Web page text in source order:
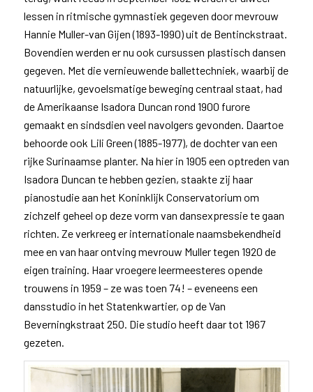
lessen in ritmische gymnastiek gegeven door mevrouw
Hannie Muller-van Gijen (1893-1990) uit de Bentinckstraat.
Bovendien werden er nu ook cursussen plastisch dansen
gegeven. Met die vernieuwende ballettechniek, waarbij de
natuurlijke, gevoelsmatige beweging centraal staat, had
de Amerikaanse Isadora Duncan rond 1900 furore
gemaakt en sindsdien veel navolgers gevonden. Daartoe
behoorde ook Lili Green (1885-1977), de dochter van een
rijke Surinaamse planter. Na hier in 1905 een optreden van
Isadora Duncan te hebben gezien, staakte zij haar
pianostudie aan het Koninklijk Conservatorium om
zichzelf geheel op deze vorm van dansexpressie te gaan
richten. Ze verkreeg er internationale naamsbekendheid
mee en van haar ontving mevrouw Muller tegen 1920 de
eigen training. Haar vroegere leermeesteres opende
trouwens in 1959 – ze was toen 74! – eveneens een
dansstudio in het Statenkwartier, op de Van
Beverningkstraat 250. Die studio heeft daar tot 1967
gezeten.